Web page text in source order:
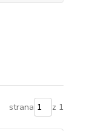
strana z 1